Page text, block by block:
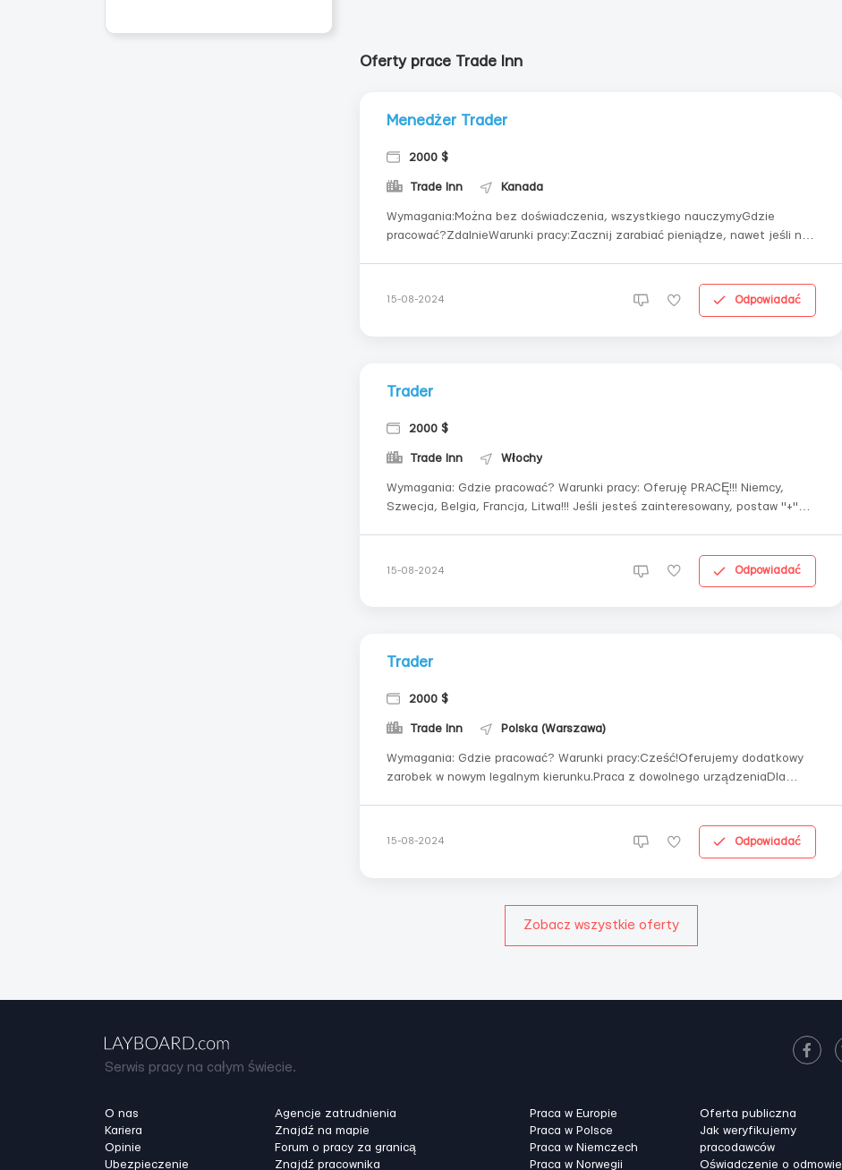
Oferty prace Trade Inn
Menedżer Trader
2000 $
Trade Inn Kanada
Wymagania:Można bez doświadczenia, wszystkiego nauczymyGdzie
pracować?ZdalnieWarunki pracy:Zacznij zarabiać pieniądze, nawet jeśli nie
15-08-2024 Odpowiadać
Trader
2000 $
Trade Inn Włochy
Wymagania: Gdzie pracować? Warunki pracy: Oferuję PRACĘ!!! Niemcy,
Szwecja, Belgia, Francja, Litwa!!! Jeśli jesteś zainteresowany, postaw "+"
15-08-2024 Odpowiadać
Trader
2000 $
Trade Inn Polska (Warszawa)
Wymagania: Gdzie pracować? Warunki pracy:Cześć!Oferujemy dodatkowy
zarobek w nowym legalnym kierunku.Praca z dowolnego urządzeniaDla
15-08-2024 Odpowiadać
Zobacz wszystkie oferty
Serwis pracy na całym świecie.
O nas
Kariera
Opinie
Ubezpieczenie
Agencje zatrudnienia
Znajdź na mapie
Forum o pracy za granicą
Znajdź pracownika
Praca w Europie
Praca w Polsce
Praca w Niemczech
Praca w Norwegii
Oferta publiczna
Jak weryfikujemy
pracodawców
Oświadczenie o odmowie